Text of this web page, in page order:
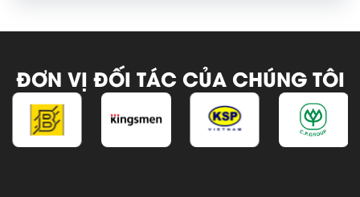
ĐƠN VỊ ĐỐI TÁC CỦA CHÚNG TÔI